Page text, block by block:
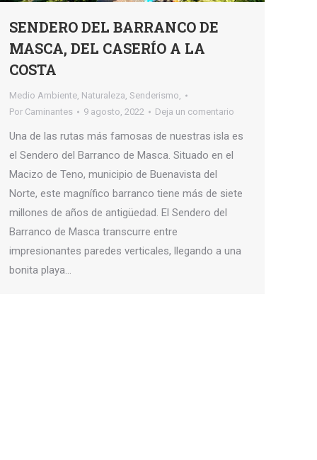
SENDERO DEL BARRANCO DE
MASCA, DEL CASERÍO A LA
COSTA
Medio Ambiente, Naturaleza, Senderismo,
Por Caminantes 9 agosto, 2022 Deja un comentario
Una de las rutas más famosas de nuestras isla es
el Sendero del Barranco de Masca. Situado en el
Macizo de Teno, municipio de Buenavista del
Norte, este magnífico barranco tiene más de siete
millones de años de antigüedad. El Sendero del
Barranco de Masca transcurre entre
impresionantes paredes verticales, llegando a una
bonita playa…